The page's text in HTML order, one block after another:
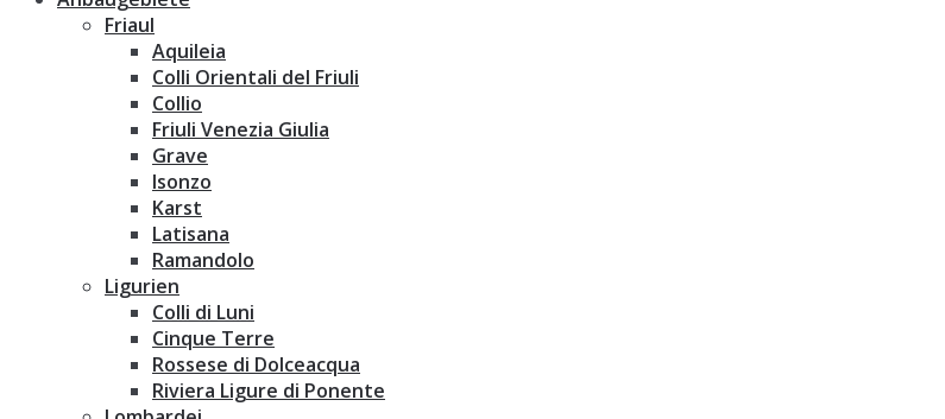
Friaul
Aquileia
Colli Orientali del Friuli
Collio
Friuli Venezia Giulia
Grave
Isonzo
Karst
Latisana
Ramandolo
Ligurien
Colli di Luni
Cinque Terre
Rossese di Dolceacqua
Riviera Ligure di Ponente